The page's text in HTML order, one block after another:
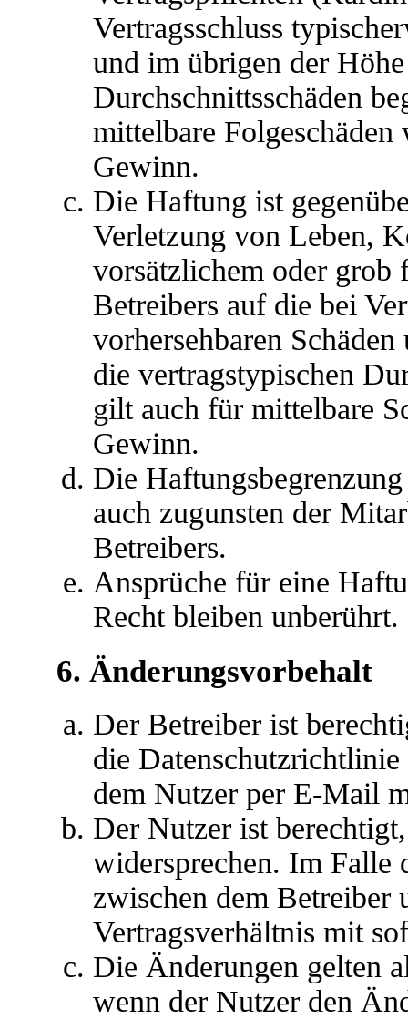
Vertragsschluss
und im übrigen der
Durchschnittsschäden
mittelbare Folgeschäden
Gewinn.
Die Haftung ist
Verletzung von Leben,
vorsätzlichem oder grob
Betreibers auf die bei
vorhersehbaren
die vertragstypischen
gilt auch für mittelbare
Gewinn.
Die
auch zugunsten der
Betreibers.
Ansprüche für eine
Recht bleiben unberührt.
6. Änderungsvorbehalt
Der Betreiber ist
die
dem Nutzer per E-Mail
Der Nutzer ist
widersprechen. Im Falle
zwischen dem Betreiber
Vertragsverhältnis mit
Die Änderungen gelten
wenn der Nutzer den